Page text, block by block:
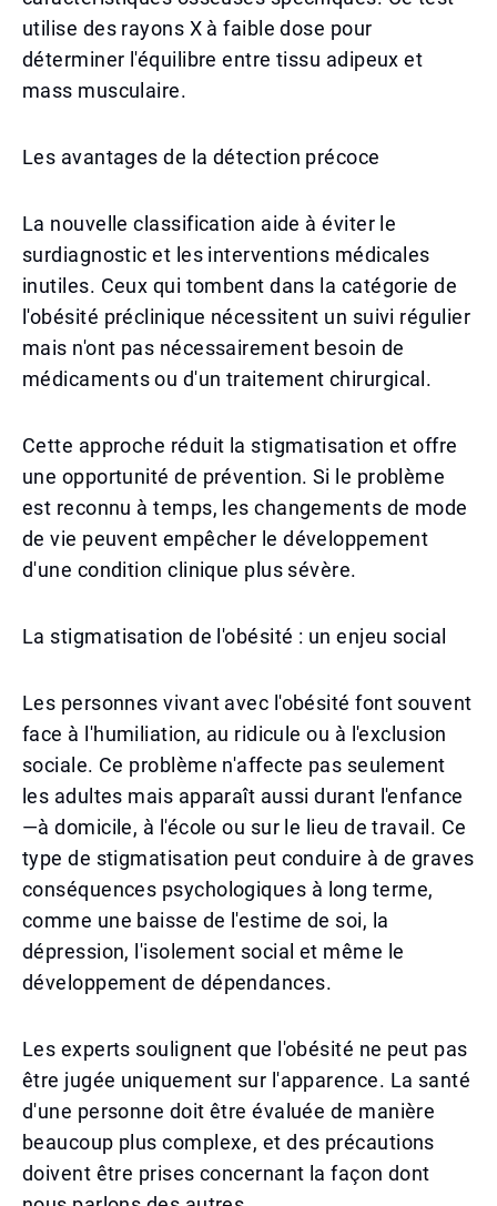
utilise des rayons X à faible dose pour
déterminer l'équilibre entre tissu adipeux et
mass musculaire.
Les avantages de la détection précoce
La nouvelle classification aide à éviter le
surdiagnostic et les interventions médicales
inutiles. Ceux qui tombent dans la catégorie de
l'obésité préclinique nécessitent un suivi régulier
mais n'ont pas nécessairement besoin de
médicaments ou d'un traitement chirurgical.
Cette approche réduit la stigmatisation et offre
une opportunité de prévention. Si le problème
est reconnu à temps, les changements de mode
de vie peuvent empêcher le développement
d'une condition clinique plus sévère.
La stigmatisation de l'obésité : un enjeu social
Les personnes vivant avec l'obésité font souvent
face à l'humiliation, au ridicule ou à l'exclusion
sociale. Ce problème n'affecte pas seulement
les adultes mais apparaît aussi durant l'enfance
—à domicile, à l'école ou sur le lieu de travail. Ce
type de stigmatisation peut conduire à de graves
conséquences psychologiques à long terme,
comme une baisse de l'estime de soi, la
dépression, l'isolement social et même le
développement de dépendances.
Les experts soulignent que l'obésité ne peut pas
être jugée uniquement sur l'apparence. La santé
d'une personne doit être évaluée de manière
beaucoup plus complexe, et des précautions
doivent être prises concernant la façon dont